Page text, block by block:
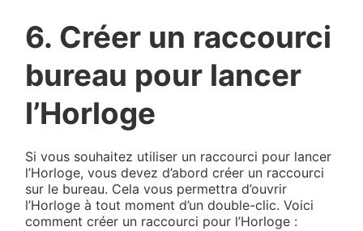
6. Créer un raccourci
bureau pour lancer
l’Horloge
Si vous souhaitez utiliser un raccourci pour lancer
l’Horloge, vous devez d’abord créer un raccourci
sur le bureau. Cela vous permettra d’ouvrir
l’Horloge à tout moment d’un double-clic. Voici
comment créer un raccourci pour l’Horloge :